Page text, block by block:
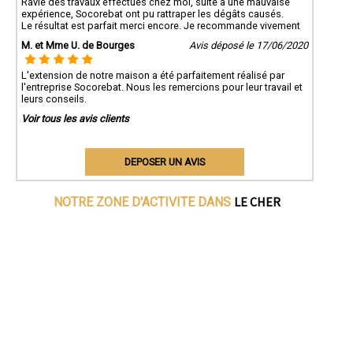
expérience, Socorebat ont pu rattraper les dégâts causés.
Le résultat est parfait merci encore. Je recommande vivement
M. et Mme U. de Bourges
Avis déposé le 17/06/2020
L'extension de notre maison a été parfaitement réalisé par
l'entreprise Socorebat. Nous les remercions pour leur travail et
leurs conseils.
Voir tous les avis clients
DEPOSER UN AVIS
NOTRE ZONE D'ACTIVITE DANS LE CHER